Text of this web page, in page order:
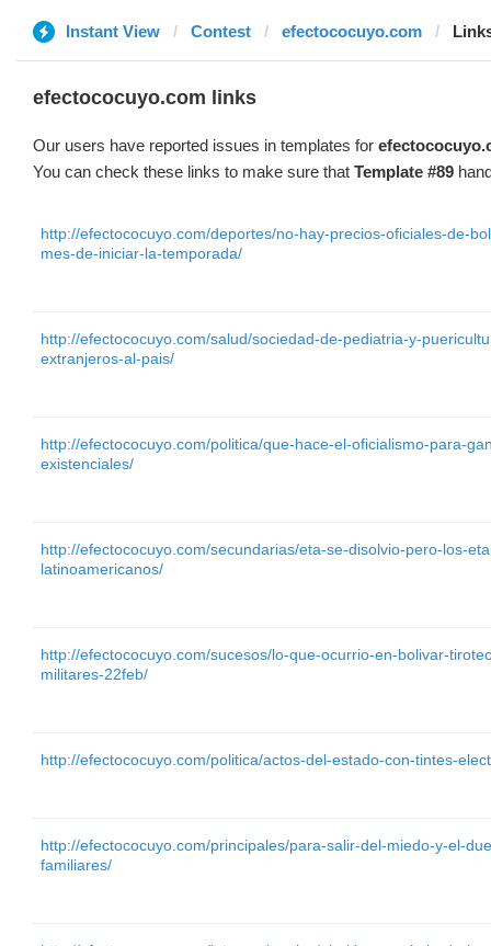
Instant View Contest efectococuyo.com
efectococuyo.com links
Our users have reported issues in templates for
You can check these links to make sure that Template #89
http://efectococuyo.com/deportes/no-hay-precios-oficiales-de-
mes-de-iniciar-la-temporada/
http://efectococuyo.com/salud/sociedad-de-pediatria-y-
extranjeros-al-pais/
http://efectococuyo.com/politica/que-hace-el-oficialismo-para-
existenciales/
http://efectococuyo.com/secundarias/eta-se-disolvio-pero-los-
latinoamericanos/
http://efectococuyo.com/sucesos/lo-que-ocurrio-en-bolivar-
militares-22feb/
http://efectococuyo.com/politica/actos-del-estado-con-tintes-
http://efectococuyo.com/principales/para-salir-del-miedo-y-el-
familiares/